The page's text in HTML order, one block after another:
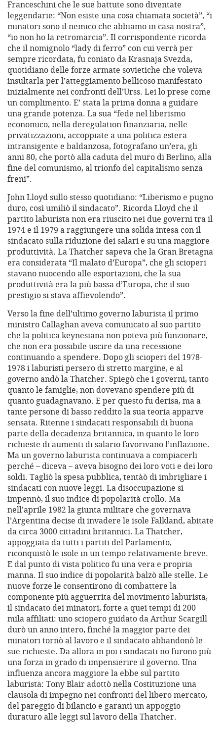
Franceschini che le sue battute sono diventate
leggendarie: “Non esiste una cosa chiamata società”, “i
minatori sono il nemico che abbiamo in casa nostra”,
“io non ho la retromarcia”. Il corrispondente ricorda
che il nomignolo “lady di ferro” con cui verrà per
sempre ricordata, fu coniato da Krasnaja Svezda,
quotidiano delle forze armate sovietiche che voleva
insultarla per l’atteggiamento bellicoso manifestato
inizialmente nei confronti dell’Urss. Lei lo prese come
un complimento. E’ stata la prima donna a guidare
una grande potenza. La sua “fede nel liberismo
economico, nella deregulation finanziaria, nelle
privatizzazioni, accoppiate a una politica estera
intransigente e baldanzosa, fotografano un’era, gli
anni 80, che portò alla caduta del muro di Berlino, alla
fine del comunismo, al trionfo del capitalismo senza
freni”.
John Lloyd sullo stesso quotidiano: “Liberismo e pugno
duro, così umiliò il sindacato”. Ricorda Lloyd che il
partito laburista non era riuscito nei due governi tra il
1974 e il 1979 a raggiungere una solida intesa con il
sindacato sulla riduzione dei salari e su una maggiore
produttività. La Thatcher sapeva che la Gran Bretagna
era considerata “Il malato d’Europa”, che gli scioperi
stavano nuocendo alle esportazioni, che la sua
produttività era la più bassa d’Europa, che il suo
prestigio si stava affievolendo”.
Verso la fine dell’ultimo governo laburista il primo
ministro Callaghan aveva comunicato al suo partito
che la politica keynesiana non poteva più funzionare,
che non era possibile uscire da una recessione
continuando a spendere. Dopo gli scioperi del 1978-
1978 i laburisti persero di stretto margine, e al
governo andò la Thatcher. Spiegò che i governi, tanto
quanto le famiglie, non dovevano spendere più di
quanto guadagnavano. E per questo fu derisa, ma a
tante persone di basso reddito la sua teoria apparve
sensata. Ritenne i sindacati responsabili di buona
parte della decadenza britannica, in quanto le loro
richieste di aumenti di salario favorivano l’inflazione.
Ma un governo laburista continuava a compiacerli
perché – diceva – aveva bisogno dei loro voti e dei loro
soldi. Tagliò la spesa pubblica, tentàò di imbrigliare i
sindacati con nuove leggi. La disoccupazione si
impennò, il suo indice di popolarità crollo. Ma
nell’aprile 1982 la giunta militare che governava
l’Argentina decise di invadere le isole Falkland, abitate
da circa 3000 cittadini britannici. La Thatcher,
appoggiata da tutti i partiti del Parlamento,
riconquistò le isole in un tempo relativamente breve.
E dal punto di vista politico fu una vera e propria
manna. Il suo indice di popolarità balzò alle stelle. Le
nuove forze le consentirono di combattere la
componente più agguerrita del movimento laburista,
il sindacato dei minatori, forte a quei tempi di 200
mila affiliati: uno sciopero guidato da Arthur Scargill
durò un anno intero, finché la maggior parte dei
minatori tornò al lavoro e il sindacato abbandonò le
sue richieste. Da allora in poi i sindacati no furono più
una forza in grado di impensierire il governo. Una
influenza ancora maggiore la ebbe sul partito
laburista: Tony Blair adottò nella Costituzione una
clausola di impegno nei confronti del libero mercato,
del pareggio di bilancio e garantì un appoggio
duraturo alle leggi sul lavoro della Thatcher.